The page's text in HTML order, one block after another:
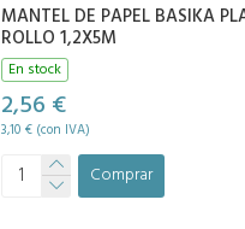
MANTEL DE PAPEL BASIKA
ROLLO 1,2X5M
En stock
2,56 €
3,10 € (con IVA)
Comprar